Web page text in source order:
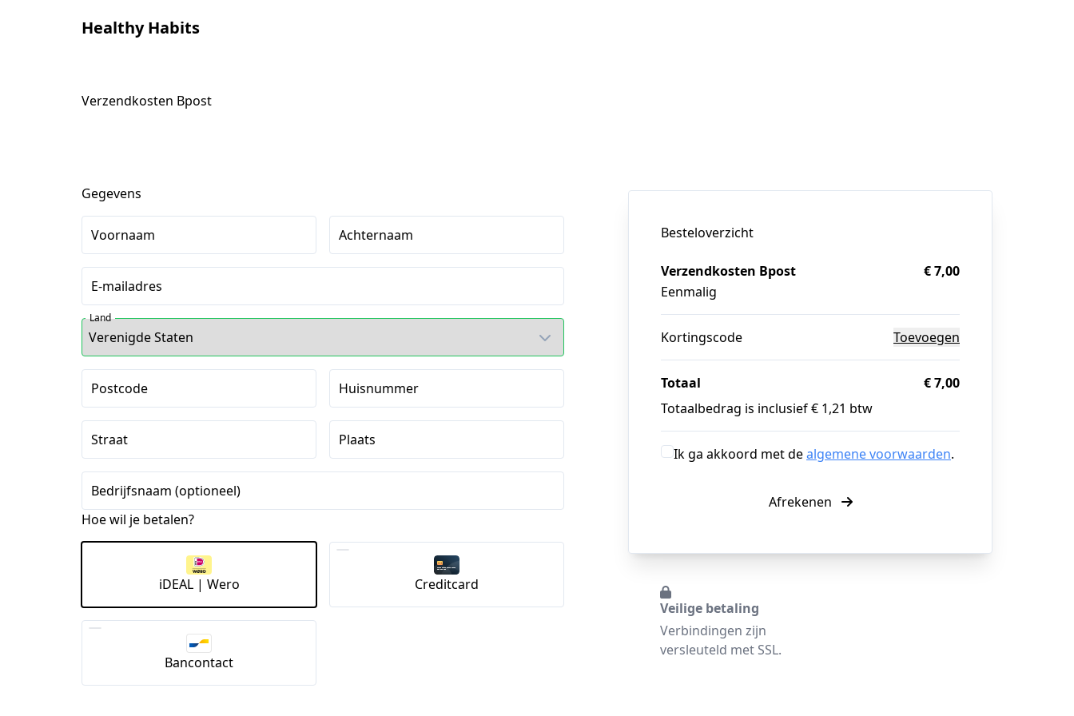
Healthy Habits
Verzendkosten Bpost
Gegevens
Voornaam Achternaam
E-mailadres
Land
Postcode Huisnummer
Straat Plaats
Bedrijfsnaam (optioneel)
Hoe wil je betalen?
iDEAL | Wero Creditcard
Bancontact
Besteloverzicht
Verzendkosten Bpost
Eenmalig
€ 7,00
Kortingscode Toevoegen
Totaal
€ 7,00
Totaalbedrag is inclusief € 1,21 btw
Ik ga akkoord met dealgemene voorwaarden.
Afrekenen
Veilige betaling
Verbindingen zijn
versleuteld met SSL.